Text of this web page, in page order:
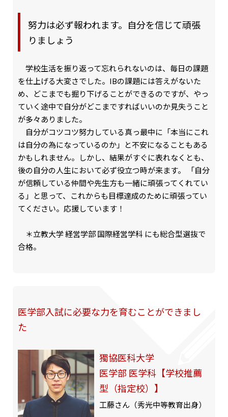
努力は必ず報われます。自分を信じて頑張
りましょう
学校生活を振り返って忘れられないのは、毎日の課題
を仕上げる大変さでした。IBの課題には答えがないた
め、どこまでも掘り下げることができるのですが、やっ
ていく途中で自分がどこまですればいいのか見失うこと
が多々ありました。
自分がコツコツ努力している真っ最中に「本当にこれ
は自分の為になっているのか」と不安になることもある
かもしれません。しかし、結果がすぐに表れなくとも、
後の自分の人生において必ず役立つ時が来ます。 「自分
が信頼している仲間や先生方も一緒に頑張ってくれてい
る」と思って、これからも目標達成のために頑張ってい
てください。応援しています！
＊立教大学 経営学部 国際経営学科 にも総合型選抜で
合格。
医学部入試に必要な力を育むことができまし
た
獨協医科大学
医学部 医学科【学校推薦
型（指定校）】
工藤さん（秀光中等教育出身）